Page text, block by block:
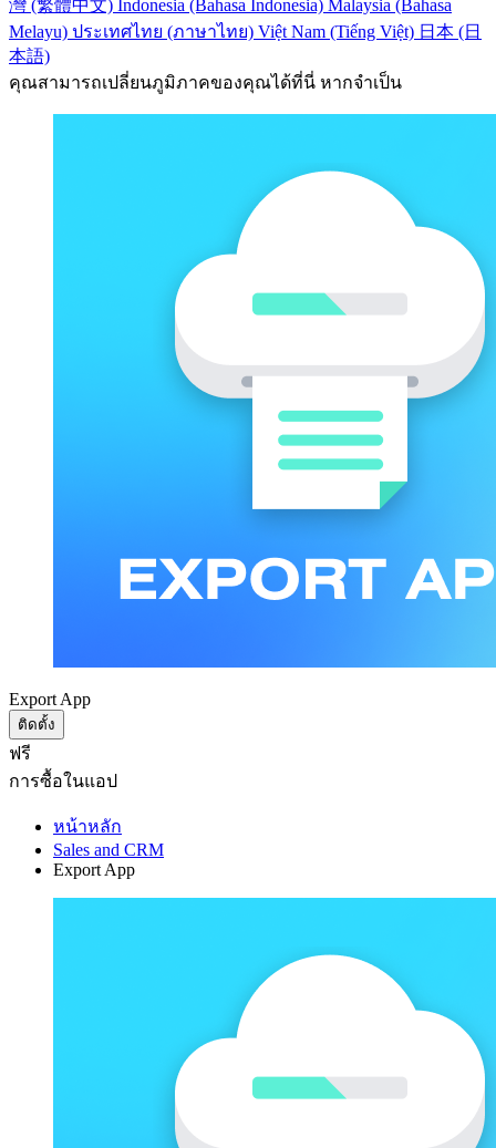
灣 (繁體中文) Indonesia (Bahasa Indonesia) Malaysia (Bahasa
Melayu) ประเทศไทย (ภาษาไทย) Việt Nam (Tiếng Việt) 日本 (日
本語)
คุณสามารถเปลี่ยนภูมิภาคของคุณได้ที่นี่ หากจำเป็น
Export App
ติดตั้ง
ฟรี
การซื้อในแอป
หน้าหลัก
Sales and CRM
Export App